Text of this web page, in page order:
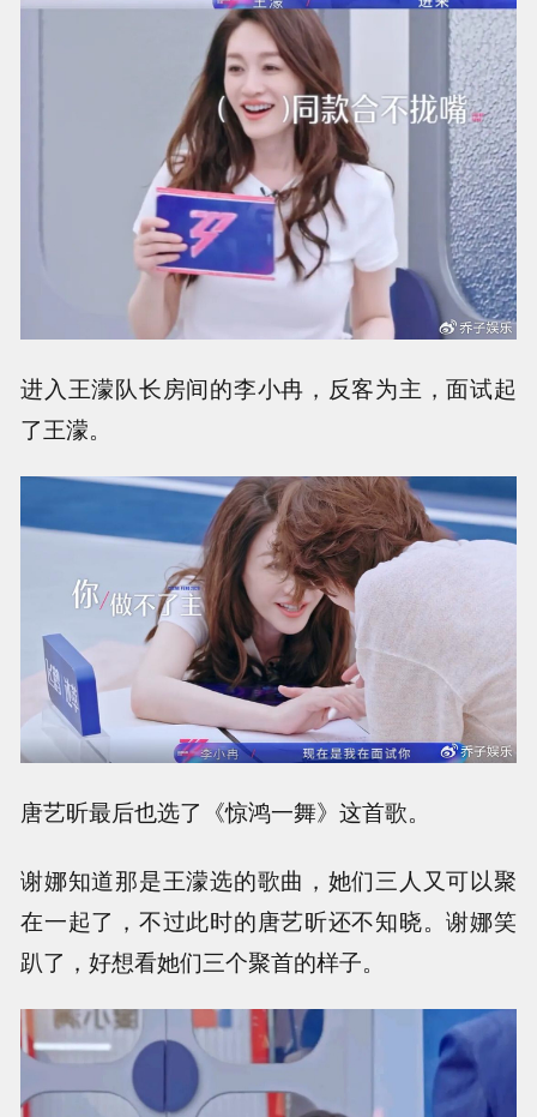
进入王濛队长房间的李小冉，反客为主，面试起
了王濛。
唐艺昕最后也选了《惊鸿一舞》这首歌。
谢娜知道那是王濛选的歌曲，她们三人又可以聚
在一起了，不过此时的唐艺昕还不知晓。谢娜笑
趴了，好想看她们三个聚首的样子。